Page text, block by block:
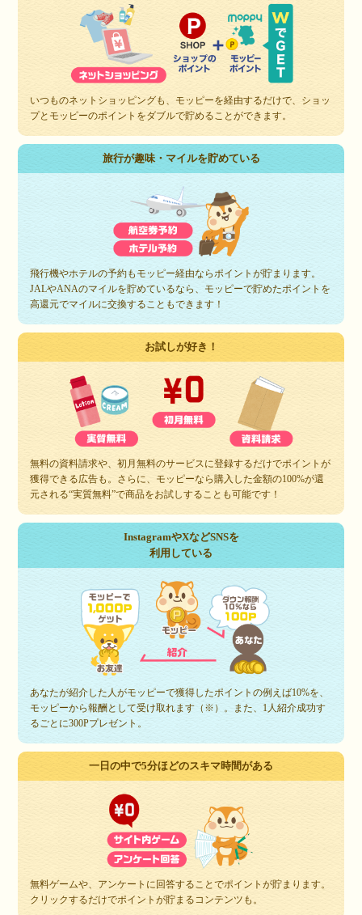
いつものネットショッピングも、モッピーを経由するだけで、ショッ
プとモッピーのポイントをダブルで貯めることができます。
旅行が趣味・マイルを貯めている
飛行機やホテルの予約もモッピー経由ならポイントが貯まります。
JALやANAのマイルを貯めているなら、モッピーで貯めたポイントを
高還元でマイルに交換することもできます！
お試しが好き！
無料の資料請求や、初月無料のサービスに登録するだけでポイントが
獲得できる広告も。さらに、モッピーなら購入した金額の100%が還
元される“実質無料”で商品をお試しすることも可能です！
InstagramやXなどSNSを
利用している
あなたが紹介した人がモッピーで獲得したポイントの例えば10%を、
モッピーから報酬として受け取れます（※）。また、1人紹介成功す
るごとに300Pプレゼント。
一日の中で5分ほどのスキマ時間がある
無料ゲームや、アンケートに回答することでポイントが貯まります。
クリックするだけでポイントが貯まるコンテンツも。